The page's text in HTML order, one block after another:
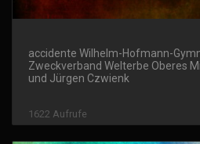
accidente Wilhelm-Hofmann-
Zweckverband Welterbe Oberes
und Jürgen Czwienk
1622 Aufrufe